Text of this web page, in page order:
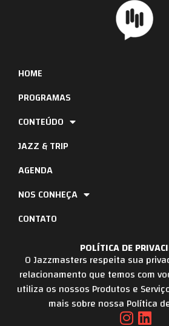
POLÍTICA DE
O Jazzmasters respeita sua
relacionamento que temos com
utiliza os nossos Produtos e
mais sobre nossa Política
HOME
PROGRAMAS
CONTEÚDO
JAZZ & TRIP
AGENDA
NOS CONHEÇA
CONTATO